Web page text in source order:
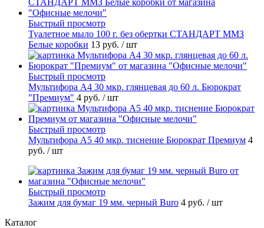
Быстрый просмотр
Туалетное мыло 100 г. без обертки СТАНДАРТ ММЗ
Белые коробки 13 руб. / шт
Быстрый просмотр
Мультифора А4 30 мкр. глянцевая до 60 л. Бюрократ
"Премиум" 4 руб. / шт
Быстрый просмотр
Мультифора А5 40 мкр. тиснение Бюрократ Премиум 4
руб. / шт
Быстрый просмотр
Зажим для бумаг 19 мм. черный Buro 4 руб. / шт
Каталог